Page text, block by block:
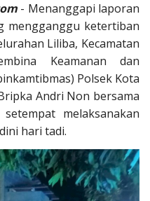
- Menanggapi laporan
mengganggu ketertiban
Liliba, Kecamatan
Keamanan dan
Polsek Kota
Andri Non bersama
melaksanakan
hari tadi.